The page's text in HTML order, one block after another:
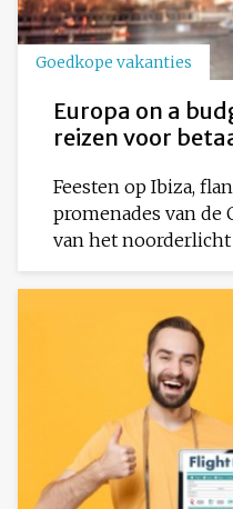
Goedkope vakanties
Europa on a
reizen voor
Feesten op Ibiza,
promenades van de
van het noorderlicht